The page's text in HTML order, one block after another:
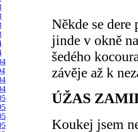
Někde se dere
jinde v okně
šedého
závěje až k
ÚŽAS
Koukej jsem